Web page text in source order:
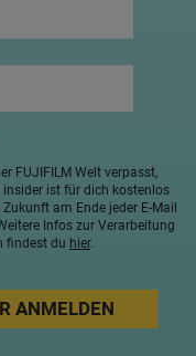
FUJIFILM Welt verpasst,
ist für dich kostenlos
am Ende jeder E-Mail
Infos zur Verarbeitung
findest du hier.